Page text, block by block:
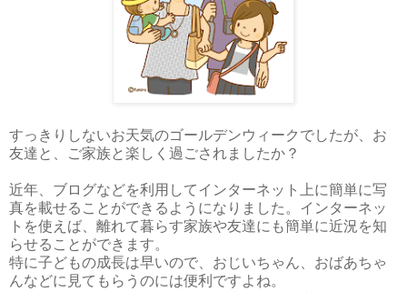
すっきりしないお天気のゴールデンウィークでしたが、お
友達と、ご家族と楽しく過ごされましたか？
近年、ブログなどを利用してインターネット上に簡単に写
真を載せることができるようになりました。インターネッ
トを使えば、離れて暮らす家族や友達にも簡単に近況を知
らせることができます。
特に子どもの成長は早いので、おじいちゃん、おばあちゃ
んなどに見てもらうのには便利ですよね。